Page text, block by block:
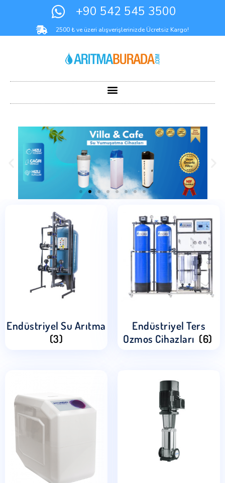
+90 542 545 3500
2500 ₺ ve üzeri alışverişlerinizde Ücretsiz Kargo!
Endüstriyel Su Arıtma
(3)
Endüstriyel Ters
Ozmos Cihazları (6)